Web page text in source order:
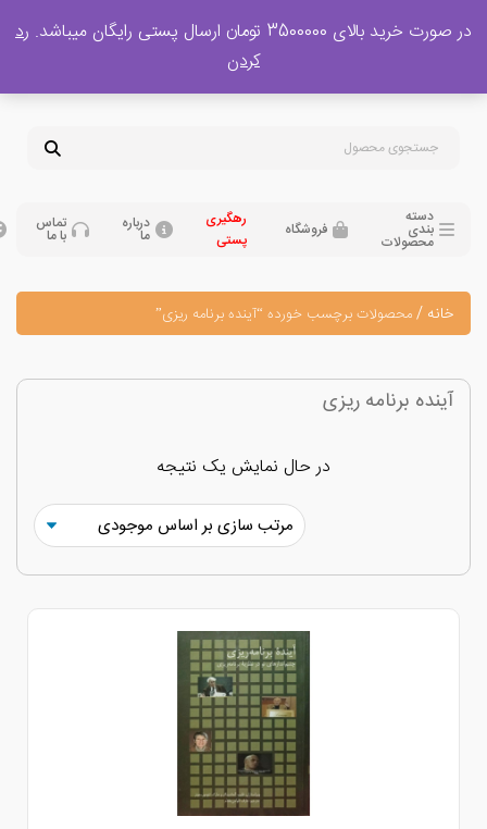
پشتیبانی فروش
09120329397
بندی
محصولات
فروشگاه درباره تماس
محصولات برچسب خورده “آینده برنامه ریزی”
برنامه ریزی
در حال نمایش یک نتیجه
3500000 تومان ارسال پستی رایگان میباشد.
رد